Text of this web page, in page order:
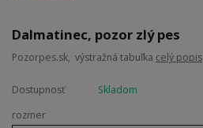
Dalmatinec, pozor zlý pes
Pozorpes.sk, výstražná tabuľka celý popis
Dostupnosť
Skladom
rozmer